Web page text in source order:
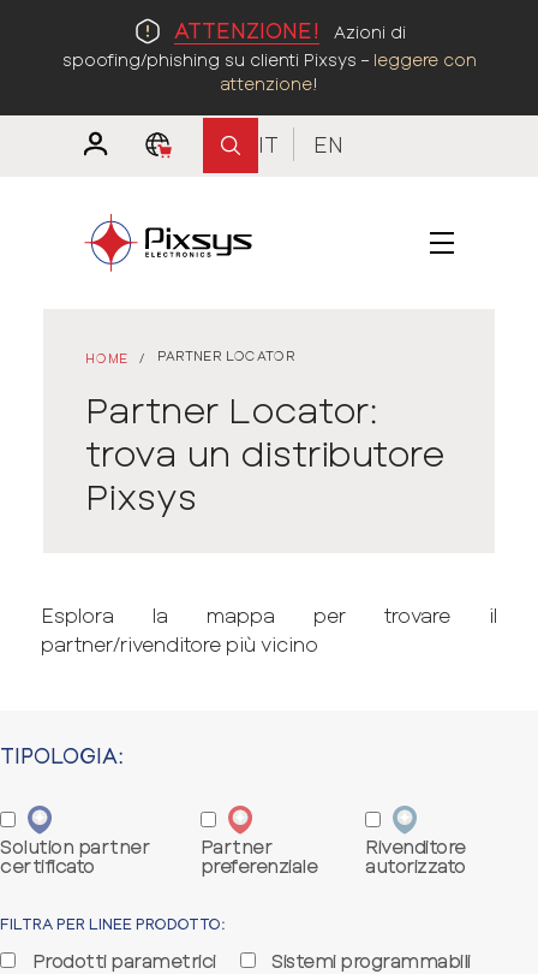
ATTENZIONE!
Azioni di
spoofing/phishing su clienti Pixsys – leggere con
attenzione!
IT EN
HOME / PARTNER LOCATOR
Partner Locator:
trova un distributore
Pixsys
Esplora la mappa per trovare il
partner/rivenditore più vicino
TIPOLOGIA:
Solution partner
certificato
Partner
preferenziale
Rivenditore
autorizzato
FILTRA PER LINEE PRODOTTO:
Prodotti parametrici Sistemi programmabili